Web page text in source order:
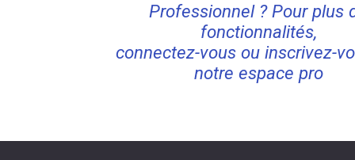
Professionnel ? Pour plus
fonctionnalités,
connectez-vous ou inscrivez-
notre espace pro